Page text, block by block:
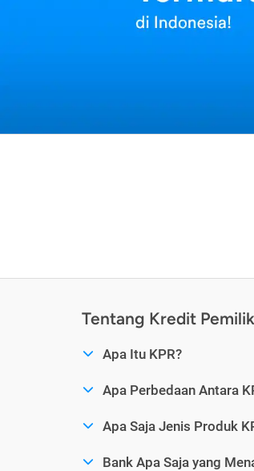
Tentang Kredit
Apa Itu KPR?
Apa Perbedaan Antara
Apa Saja Jenis Produk
Bank Apa Saja yang